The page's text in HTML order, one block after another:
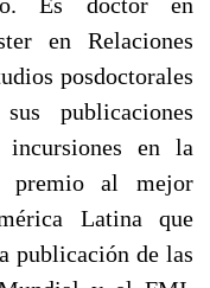
en Relaciones
posdoctorales
publicaciones
incursiones en la
al mejor
Latina que
publicación de las